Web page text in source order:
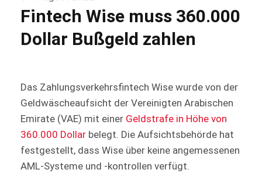
Fintech Wise muss 360.000
Dollar Bußgeld zahlen
Das Zahlungsverkehrsfintech Wise wurde von der
Geldwäscheaufsicht der Vereinigten Arabischen
Emirate (VAE) mit einer Geldstrafe in Höhe von
360.000 Dollar belegt. Die Aufsichtsbehörde hat
festgestellt, dass Wise über keine angemessenen
AML-Systeme und -kontrollen verfügt.